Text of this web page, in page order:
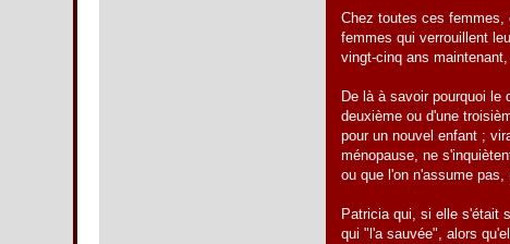
Chez toutes ces
femmes qui verrouillent
vingt-cinq ans
De là à savoir pourquoi
deuxième ou d'une
pour un nouvel enfant ;
ménopause, ne
ou que l'on n'assume
Patricia qui, si elle s'était
qui "l'a sauvée", alors